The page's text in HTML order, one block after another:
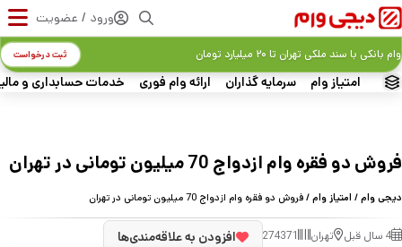
ورود / عضویت
امتیاز وام سرمایه گذاران ارائه وام فوری خدمات حسابداری و
وام بانکی با سند ملکی تهران تا ۲۰ میلیارد تومان ثبت درخواست
فروش دو فقره وام ازدواج 70 میلیون تومانی در تهران
دیجی وام/ امتیاز وام/ فروش دو فقره وام ازدواج 70 میلیون تومانی در تهران
4 سال قبل تهران 274371 افزودن به علاقه‌مندی‌ها